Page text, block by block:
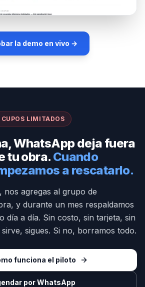
la demo en vivo →
LIMITADOS
WhatsApp deja fuera
tu obra. Cuando
a rescatarlo.
nos agregas al grupo de
y durante un mes respaldamos
día a día. Sin costo, sin tarjeta, sin
sigues. Si no, borramos todo.
funciona el piloto
por WhatsApp